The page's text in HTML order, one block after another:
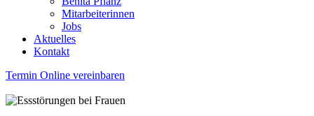
Mitarbeiterinnen
Jobs
Aktuelles
Kontakt
Termin Online vereinbaren